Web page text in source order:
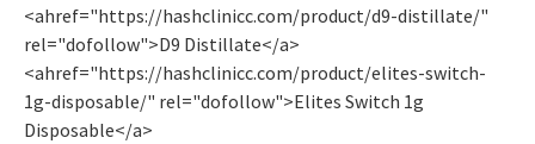
<ahref="https://hashclinicc.com/product/d9-distillate/"
rel="dofollow">D9 Distillate</a>
<ahref="https://hashclinicc.com/product/elites-switch-
1g-disposable/" rel="dofollow">Elites Switch 1g
Disposable</a>